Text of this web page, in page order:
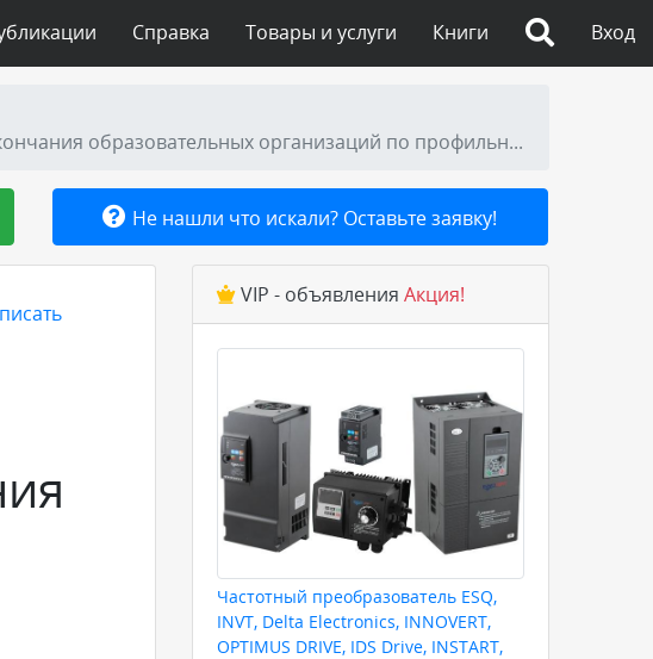
Вход
Книги
Товары и услуги
Справка
115 тысяч рублей предлагает «Курскэнерго» работникам, трудоустроившимся после окончания образовательных организаций по профильным специальностям
Не нашли что искали? Оставьте заявку!
VIP - объявления Акция!
Частотный преобразователь ESQ,
INVT, Delta Electronics, INNOVERT,
OPTIMUS DRIVE, IDS Drive, INSTART,